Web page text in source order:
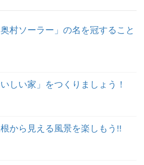
村ソーラー」の名を冠すること
しい家」をつくりましょう！
から見える風景を楽しもう!!